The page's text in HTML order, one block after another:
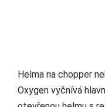
Helma na chopper
Oxygen vyčnívá